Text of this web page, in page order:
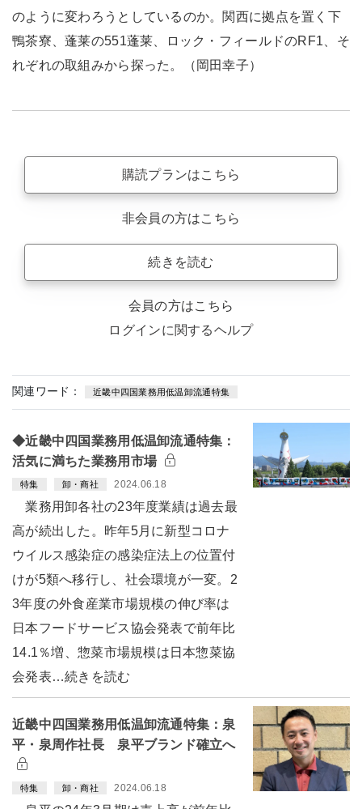
のように変わろうとしているのか。関西に拠点を置く下
鴨茶寮、蓬莱の551蓬莱、ロック・フィールドのRF1、そ
れぞれの取組みから探った。（岡田幸子）
購読プランはこちら
非会員の方はこちら
続きを読む
会員の方はこちら
ログインに関するヘルプ
関連ワード： 近畿中四国業務用低温卸流通特集
◆近畿中四国業務用低温卸流通特集：
活気に満ちた業務用市場
特集 卸・商社 2024.06.18
業務用卸各社の23年度業績は過去最
高が続出した。昨年5月に新型コロナ
ウイルス感染症の感染症法上の位置付
けが5類へ移行し、社会環境が一変。2
3年度の外食産業市場規模の伸び率は
日本フードサービス協会発表で前年比
14.1％増、惣菜市場規模は日本惣菜協
会発表…続きを読む
近畿中四国業務用低温卸流通特集：泉
平・泉周作社長 泉平ブランド確立へ
特集 卸・商社 2024.06.18